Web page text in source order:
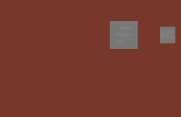
Open main